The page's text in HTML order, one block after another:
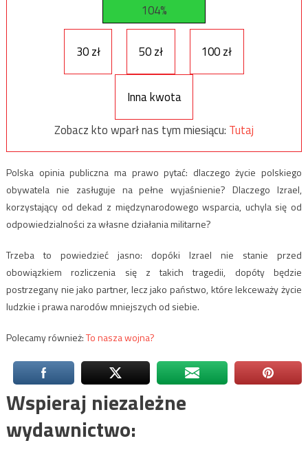
104%
30 zł 50 zł 100 zł
Inna kwota
Zobacz kto wparł nas tym miesiącu: Tutaj
Polska opinia publiczna ma prawo pytać: dlaczego życie polskiego
obywatela nie zasługuje na pełne wyjaśnienie? Dlaczego Izrael,
korzystający od dekad z międzynarodowego wsparcia, uchyla się od
odpowiedzialności za własne działania militarne?
Trzeba to powiedzieć jasno: dopóki Izrael nie stanie przed
obowiązkiem rozliczenia się z takich tragedii, dopóty będzie
postrzegany nie jako partner, lecz jako państwo, które lekceważy życie
ludzkie i prawa narodów mniejszych od siebie.
Polecamy również:To nasza wojna?
Wspieraj niezależne
wydawnictwo: